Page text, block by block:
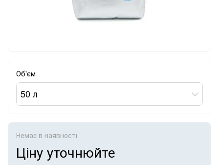
Об'єм
50 л
Немає в наявності
Ціну уточнюйте